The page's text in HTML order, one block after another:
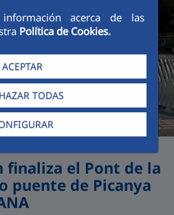
acerca de las
Política de Cookies.
ACEPTAR
TODAS
finaliza el Pont de la
puente de Picanya